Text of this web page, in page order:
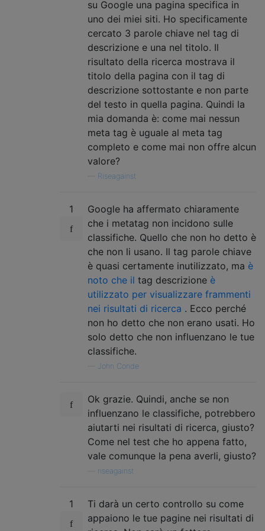
su Google una pagina specifica in
uno dei miei siti. Ho specificamente
cercato 3 parole chiave nel tag di
descrizione e una nel titolo. Il
risultato della ricerca mostrava il
titolo della pagina con il tag di
descrizione sottostante e non parte
del testo in quella pagina. Quindi la
mia domanda è: come mai nessun
meta tag è uguale al meta tag
completo e come mai non offre alcun
valore?
Riseagainst
1
Google ha affermato chiaramente
che i metatag non incidono sulle
classifiche. Quello che non ho detto è
che non li usano. Il tag parole chiave
è quasi certamente inutilizzato, ma è
noto che il tag descrizione è
utilizzato per visualizzare frammenti
nei risultati di ricerca . Ecco perché
non ho detto che non erano usati. Ho
solo detto che non influenzano le tue
classifiche.
John Conde
Ok grazie. Quindi, anche se non
influenzano le classifiche, potrebbero
aiutarti nei risultati di ricerca, giusto?
Come nel test che ho appena fatto,
vale comunque la pena averli, giusto?
riseagainst
1
Ti darà un certo controllo su come
appaiono le tue pagine nei risultati di